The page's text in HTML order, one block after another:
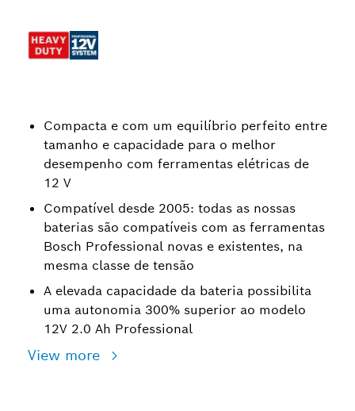
Compacta e com um equilíbrio perfeito entre
tamanho e capacidade para o melhor
desempenho com ferramentas elétricas de
12 V
Compatível desde 2005: todas as nossas
baterias são compatíveis com as ferramentas
Bosch Professional novas e existentes, na
mesma classe de tensão
A elevada capacidade da bateria possibilita
uma autonomia 300% superior ao modelo
12V 2.0 Ah Professional
View more